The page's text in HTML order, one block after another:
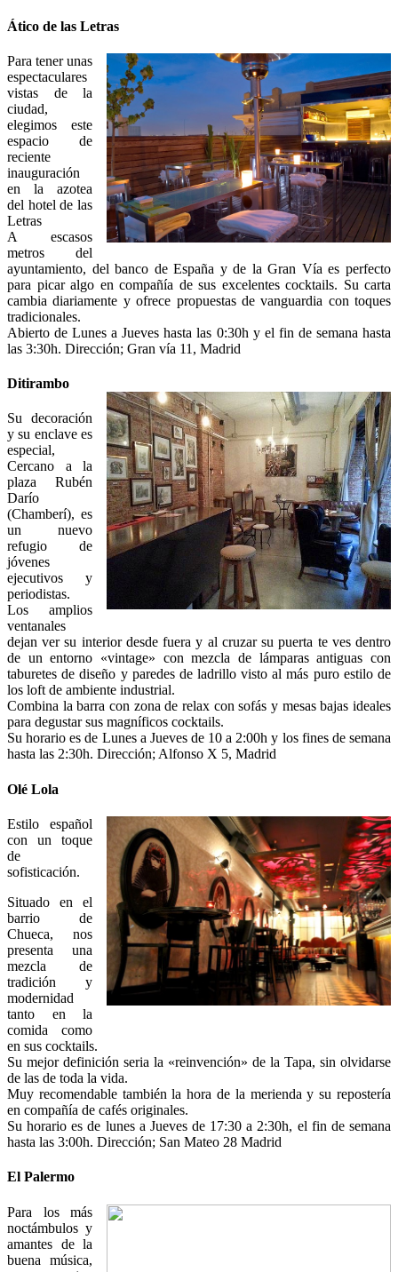
Ático de las Letras
Para tener unas
espectaculares
vistas de la
ciudad,
elegimos este
espacio de
reciente
inauguración
en la azotea
del hotel de las
Letras
A escasos
metros del
ayuntamiento, del banco de España y de la Gran Vía es perfecto
para picar algo en compañía de sus excelentes cocktails. Su carta
cambia diariamente y ofrece propuestas de vanguardia con toques
tradicionales.
Abierto de Lunes a Jueves hasta las 0:30h y el fin de semana hasta
las 3:30h. Dirección; Gran vía 11, Madrid
Ditirambo
Su decoración
y su enclave es
especial,
Cercano a la
plaza Rubén
Darío
(Chamberí), es
un nuevo
refugio de
jóvenes
ejecutivos y
periodistas.
Los amplios
ventanales
dejan ver su interior desde fuera y al cruzar su puerta te ves dentro
de un entorno «vintage» con mezcla de lámparas antiguas con
taburetes de diseño y paredes de ladrillo visto al más puro estilo de
los loft de ambiente industrial.
Combina la barra con zona de relax con sofás y mesas bajas ideales
para degustar sus magníficos cocktails.
Su horario es de Lunes a Jueves de 10 a 2:00h y los fines de semana
hasta las 2:30h. Dirección; Alfonso X 5, Madrid
Olé Lola
Estilo español
con un toque
de
sofisticación.
Situado en el
barrio de
Chueca, nos
presenta una
mezcla de
tradición y
modernidad
tanto en la
comida como
en sus cocktails.
Su mejor definición seria la «reinvención» de la Tapa, sin olvidarse
de las de toda la vida.
Muy recomendable también la hora de la merienda y su repostería
en compañía de cafés originales.
Su horario es de lunes a Jueves de 17:30 a 2:30h, el fin de semana
hasta las 3:00h. Dirección; San Mateo 28 Madrid
El Palermo
Para los más
noctámbulos y
amantes de la
buena música,